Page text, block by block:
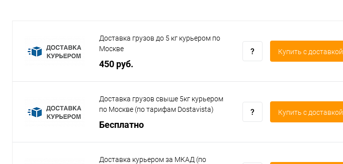
Доставка грузов до 5 кг курьером по
Москве
450 руб.
Купить c доставкой
Доставка грузов свыше 5кг курьером
по Москве (по тарифам Dostavista)
Бесплатно
Купить c доставкой
Доставка курьером за МКАД (по